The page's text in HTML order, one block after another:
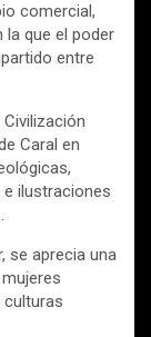
comercial,
la que el poder
entre
Civilización
Caral en
ilustraciones
se aprecia una
culturas